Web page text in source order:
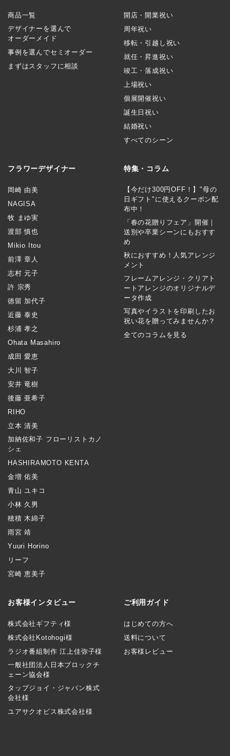
商品一覧
デザイナーを選んで
オーダーメイド
事例を選んでセミオーダー
まずはスタッフに相談
開店・開業祝い
周年祝い
移転・引越し祝い
就任・昇進祝い
竣工・落成祝い
上場祝い
個展開催祝い
誕生日祝い
結婚祝い
すべてのシーン
フラワーデザイナー
岡崎 由美
NAGISA
牧 まゆ実
渡部 慎也
Mikio Itou
前澤 章人
志村 元子
許 宗秀
徳留 加代子
近藤 泰史
杉浦 孝之
Ohata Masahiro
成田 愛恵
大川 智子
安井 竜樹
後藤 亜希子
RIHO
立本 清美
加納佐和子 フローリストカノ
シェ
HASHIRAMOTO KENTA
金増 佑美
青山 ユキコ
小林 久男
穂積 木綿子
雨宮 靖
Yuuri Horino
リーフ
宮崎 恵美子
特集・コラム
【今だけ300円OFF！】"母の
日ギフト"に使えるクーポン配
布中！
「春の花贈りフェア」開催｜
送別や卒業シーンにもおすす
め
秋におすすめ！人気アレンジ
メント
フレームアレンジ・クリアト
ートアレンジのオリジナルデ
ータ作成
写真やイラストを印刷したお
祝い花を贈ってみませんか？
全てのコラムを見る
お客様インタビュー
株式会社ギフティ様
株式会社Kotohogi様
ラジオ番組制作 江上佳弥子様
一般社団法人日本ブロックチ
ェーン協会様
タップジョイ・ジャパン株式
会社様
ユアサクオビス株式会社様
ご利用ガイド
はじめての方へ
送料について
お客様レビュー